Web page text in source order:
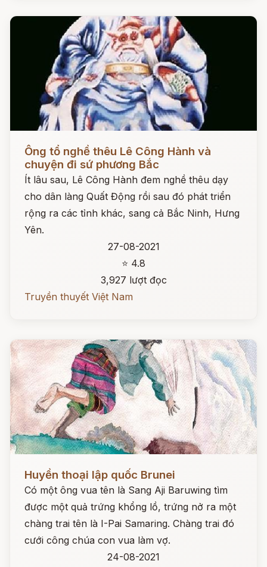
Đọc ngay
Ông tổ nghề thêu Lê Công Hành và
chuyện đi sứ phương Bắc
Ít lâu sau, Lê Công Hành đem nghề thêu dạy
cho dân làng Quất Động rồi sau đó phát triển
rộng ra các tỉnh khác, sang cả Bắc Ninh, Hưng
Yên.
27-08-2021
⭐ 4.8
3,927 lượt đọc
Truyền thuyết Việt Nam
Đọc ngay
Huyền thoại lập quốc Brunei
Có một ông vua tên là Sang Aji Baruwing tìm
được một quả trứng khổng lồ, trứng nở ra một
chàng trai tên là I-Pai Samaring. Chàng trai đó
cưới công chúa con vua làm vợ.
24-08-2021